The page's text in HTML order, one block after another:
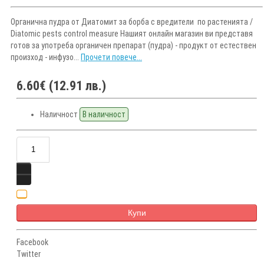
Органична пудра от Диатомит за борба с вредители по растенията /
Diatomic pests control measure Нашият онлайн магазин ви представя
готов за употреба органичен препарат (пудра) - продукт от естествен
произход - инфузо... Прочети повече...
6.60€ (12.91 лв.)
Наличност В наличност
Купи
Facebook
Twitter